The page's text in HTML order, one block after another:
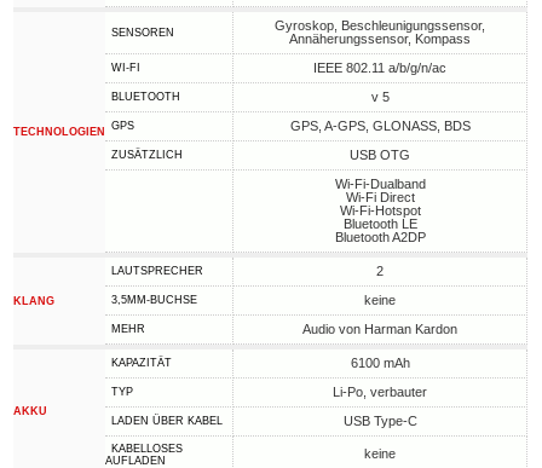
TECHNOLOGIEN
SENSOREN
Gyroskop, Beschleunigungssensor,
Annäherungssensor, Kompass
WI-FI IEEE 802.11 a/b/g/n/ac
BLUETOOTH v 5
GPS GPS, A-GPS, GLONASS, BDS
ZUSÄTZLICH
USB OTG
Wi-Fi-Dualband
Wi-Fi Direct
Wi-Fi-Hotspot
Bluetooth LE
Bluetooth A2DP
KLANG
LAUTSPRECHER 2
3,5MM-BUCHSE keine
MEHR Audio von Harman Kardon
AKKU
KAPAZITÄT 6100 mAh
TYP Li-Po, verbauter
LADEN ÜBER KABEL USB Type-C
KABELLOSES
AUFLADEN
keine